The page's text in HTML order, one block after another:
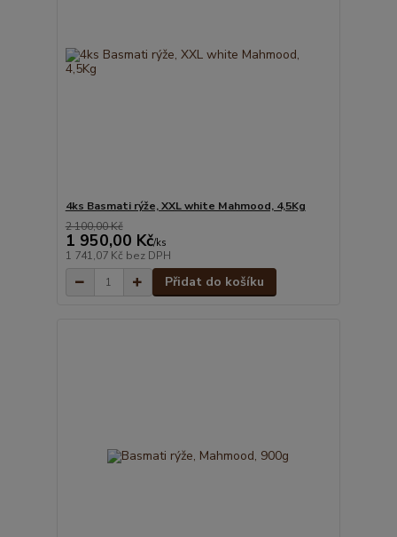
4ks Basmati rýže, XXL white Mahmood, 4,5Kg
2 100,00 Kč
1 950,00 Kč/ks
1 741,07 Kč bez DPH
Přidat do košíku